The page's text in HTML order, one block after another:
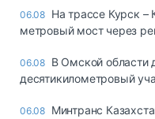
06.08 На трассе Курск –
метровый мост через
06.08 В Омской
десятикилометровый
06.08 Минтранс